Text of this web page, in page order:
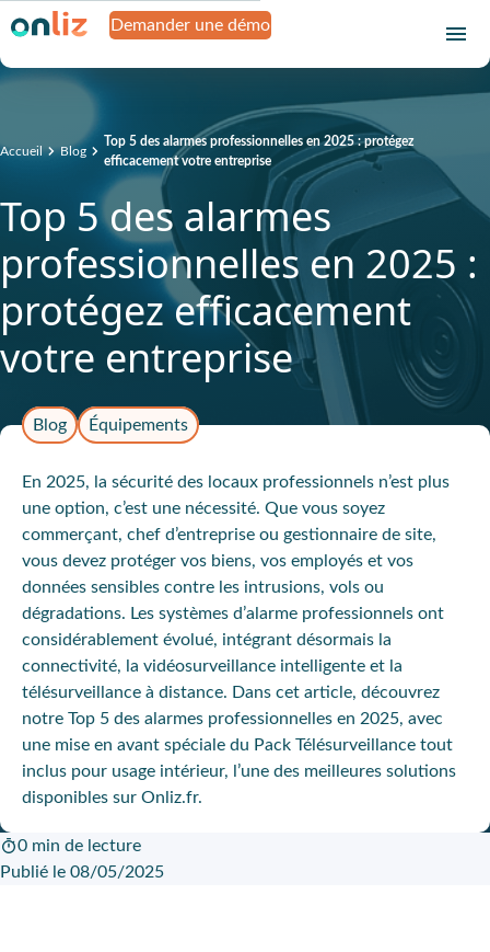
Demander une démo
Accueil Blog
Top 5 des alarmes professionnelles en 2025 : protégez
efficacement votre entreprise
Top 5 des alarmes
professionnelles en 2025 :
protégez efficacement
votre entreprise
Blog Équipements
En 2025, la sécurité des locaux professionnels n’est plus
une option, c’est une nécessité. Que vous soyez
commerçant, chef d’entreprise ou gestionnaire de site,
vous devez protéger vos biens, vos employés et vos
données sensibles contre les intrusions, vols ou
dégradations. Les systèmes d’alarme professionnels ont
considérablement évolué, intégrant désormais la
connectivité, la vidéosurveillance intelligente et la
télésurveillance à distance. Dans cet article, découvrez
notre Top 5 des alarmes professionnelles en 2025, avec
une mise en avant spéciale du Pack Télésurveillance tout
inclus pour usage intérieur, l’une des meilleures solutions
disponibles sur Onliz.fr.
0 min de lecture
Publié le 08/05/2025